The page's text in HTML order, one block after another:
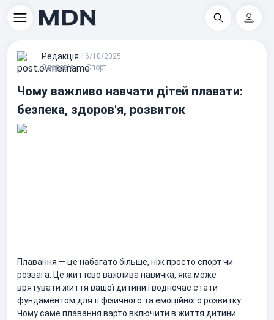
Пошук
Редакцiя∙16/10/2025
Здоров'я
Спорт
Чому важливо навчати дітей плавати:
безпека, здоров'я, розвиток
Плавання — це набагато більше, ніж просто спорт чи
розвага. Це життєво важлива навичка, яка може
врятувати життя вашої дитини і водночас стати
фундаментом для її фізичного та емоційного розвитку.
Чому саме плавання варто включити в життя дитини